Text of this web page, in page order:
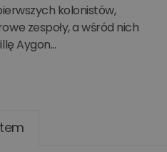
kolonistów,
zespoły, a wśród nich
Aygon...